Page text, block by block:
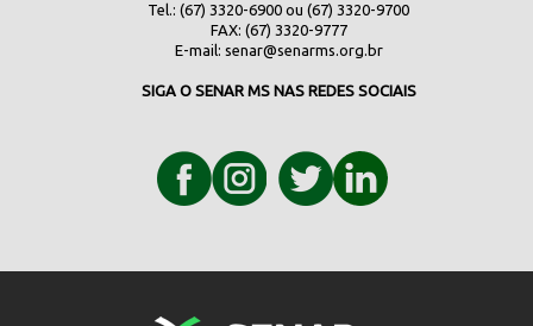
Tel.: (67) 3320-6900 ou (67) 3320-9700
FAX: (67) 3320-9777
E-mail: senar@senarms.org.br
SIGA O SENAR MS NAS REDES SOCIAIS